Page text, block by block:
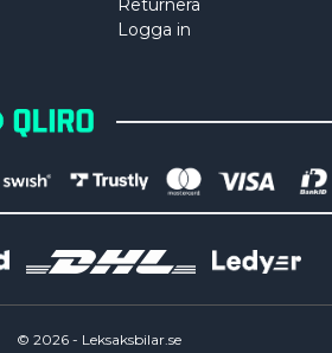
Returnera
Logga in
© 2026- Leksaksbilar.se